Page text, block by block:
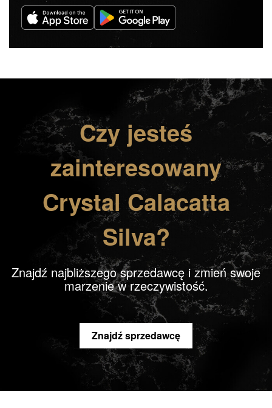
Czy jesteś
zainteresowany
Crystal Calacatta
Silva?
Znajdź najbliższego sprzedawcę i zmień swoje
marzenie w rzeczywistość.
Znajdź sprzedawcę